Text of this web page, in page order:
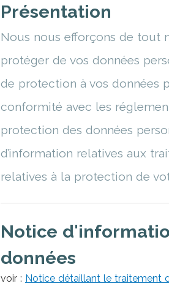
Présentation
Nous nous efforçons de tout
protéger de vos données
de protection à vos données
conformité avec les
protection des données
d’information relatives aux
relatives à la protection de
Notice
données
voir : Notice détaillant le traitement